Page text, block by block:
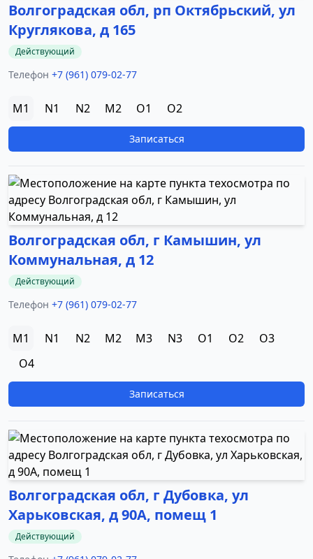
Волгоградская обл, рп Октябрьский, ул
Круглякова, д 165
Действующий
Телефон +7 (961) 079-02-77
M1 N1 N2 M2 O1 O2
Записаться
Волгоградская обл, г Камышин, ул
Коммунальная, д 12
Действующий
Телефон +7 (961) 079-02-77
M1 N1 N2 M2 M3 N3 O1 O2
O3
O4
Записаться
Волгоградская обл, г Дубовка, ул
Харьковская, д 90А, помещ 1
Действующий